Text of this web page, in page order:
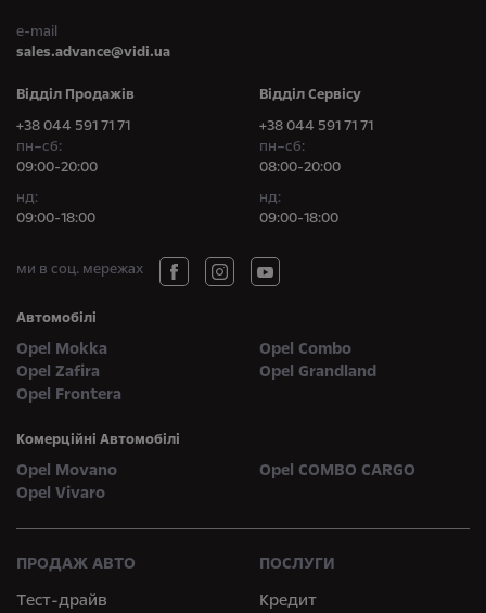
e-mail
sales.advance@vidi.ua
Відділ Продажів
+38 044 591 71 71
пн–сб:
09:00-20:00
нд:
09:00-18:00
Відділ Сервісу
+38 044 591 71 71
пн–сб:
08:00-20:00
нд:
09:00-18:00
ми в соц. мережах
Автомобілі
Opel Mokka
Opel Combo
Opel Zafira
Opel Grandland
Opel Frontera
Комерційні Автомобілі
Opel Movano
Opel COMBO CARGO
Opel Vivaro
ПРОДАЖ АВТО
Тест-драйв
ПОСЛУГИ
Кредит